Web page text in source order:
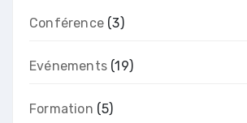
Conférence (3)
Evénements (19)
Formation (5)